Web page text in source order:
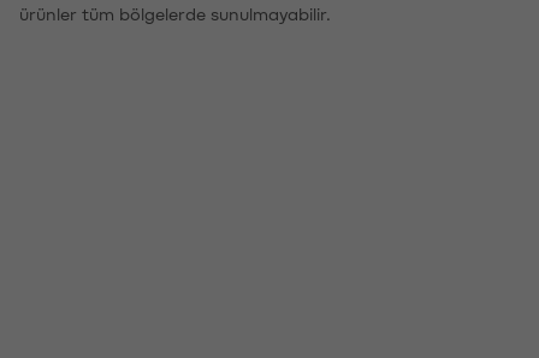
ürünler tüm bölgelerde sunulmayabilir.